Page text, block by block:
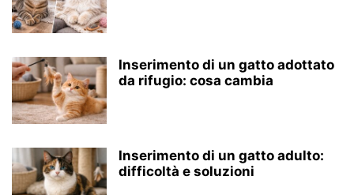
Inserimento di un gatto adottato
da rifugio: cosa cambia
Inserimento di un gatto adulto:
difficoltà e soluzioni